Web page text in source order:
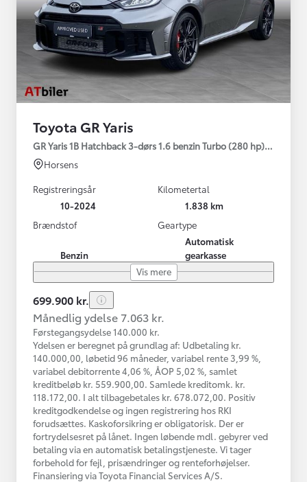
Toyota GR Yaris
GR Yaris 1B Hatchback 3-dørs 1.6 benzin Turbo (280 hp) Aut.
Horsens
Registreringsår
10-2024
Kilometertal
1.838 km
Brændstof
Benzin
Geartype
Automatisk
gearkasse
Vis mere
699.900 kr.
Månedlig ydelse 7.063 kr.
Førstegangsydelse 140.000 kr.
Ydelsen er beregnet på grundlag af: Udbetaling kr.
140.000,00, løbetid 96 måneder, variabel rente 3,99 %,
variabel debitorrente 4,06 %, ÅOP 5,02 %, samlet
kreditbeløb kr. 559.900,00. Samlede kreditomk. kr.
118.172,00. I alt tilbagebetales kr. 678.072,00. Positiv
kreditgodkendelse og ingen registrering hos RKI
forudsættes. Kaskoforsikring er obligatorisk. Der er
fortrydelsesret på lånet. Ingen løbende mdl. gebyrer ved
betaling via en automatisk betalingstjeneste. Vi tager
forbehold for fejl, prisændringer og renteforhøjelser.
Finansiering via Toyota Financial Services A/S.